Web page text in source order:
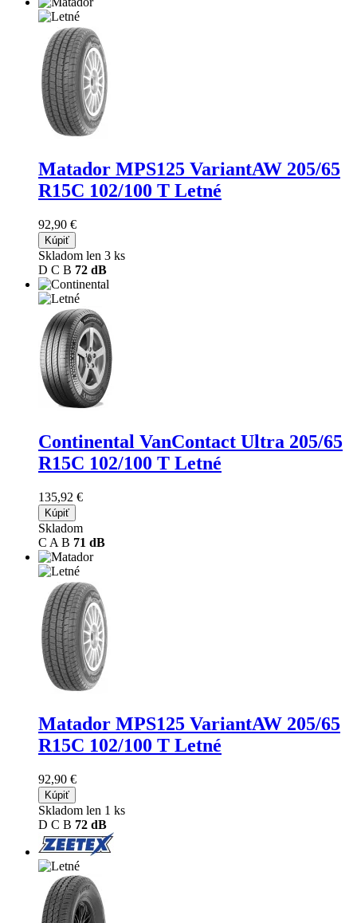
Matador MPS125 VariantAW 205/65
R15C 102/100 T Letné
92,90 €
Kúpiť
Skladom len 3 ks
D C B 72 dB
Continental VanContact Ultra 205/65
R15C 102/100 T Letné
135,92 €
Kúpiť
Skladom
C A B 71 dB
Matador MPS125 VariantAW 205/65
R15C 102/100 T Letné
92,90 €
Kúpiť
Skladom len 1 ks
D C B 72 dB